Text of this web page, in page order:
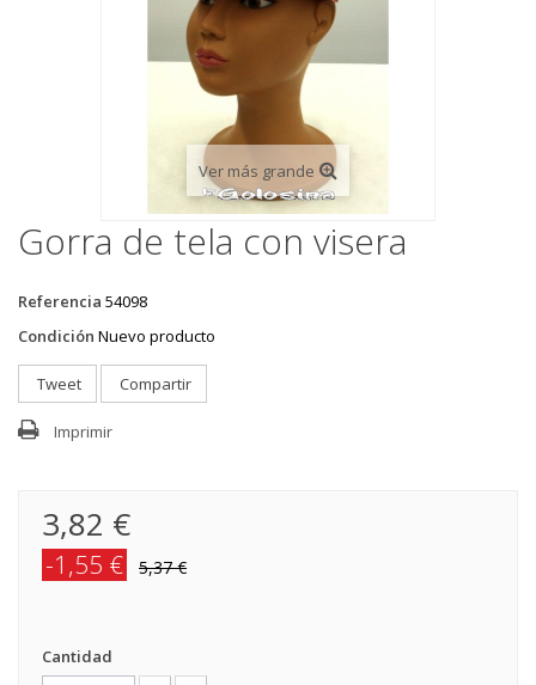
Ver más grande
Gorra de tela con visera
Referencia 54098
Condición Nuevo producto
Tweet Compartir
Imprimir
3,82 €
-1,55 € 5,37 €
Cantidad